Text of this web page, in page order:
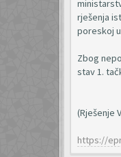
rješenja
poreskoj
Zbog
stav 1.
(Rješenje
https://